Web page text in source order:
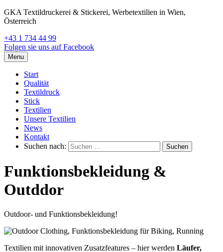
GKA Textildruckerei & Stickerei, Werbetextilien in Wien,
Österreich
+43 1 734 44 99
Folgen sie uns auf Facebook
Menu
Start
Qualität
Textildruck
Stick
Textilien
Unsere Textilien
News
Kontakt
Suchen nach:
Funktionsbekleidung &
Outddor
Outdoor- und Funktionsbekleidung!
Textilien mit innovativen Zusatzfeatures – hier werden Läufer,